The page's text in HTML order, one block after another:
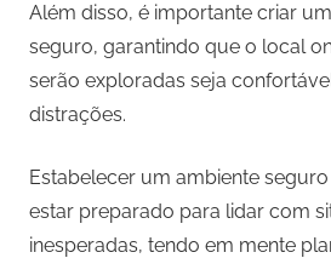
Além disso, é importante criar
seguro, garantindo que o local
serão exploradas seja
distrações.
Estabelecer um ambiente
estar preparado para lidar com
inesperadas, tendo em mente